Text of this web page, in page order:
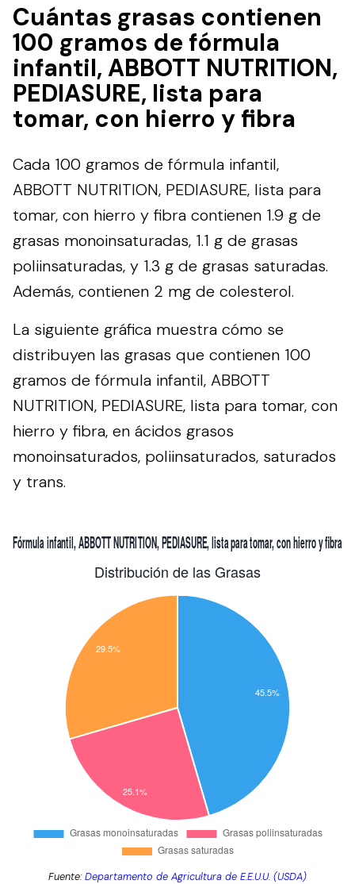
Cuántas grasas contienen
100 gramos de fórmula
infantil, ABBOTT NUTRITION,
PEDIASURE, lista para
tomar, con hierro y fibra
Cada 100 gramos de fórmula infantil,
ABBOTT NUTRITION, PEDIASURE, lista para
tomar, con hierro y fibra contienen 1.9 g de
grasas monoinsaturadas, 1.1 g de grasas
poliinsaturadas, y 1.3 g de grasas saturadas.
Además, contienen 2 mg de colesterol.
La siguiente gráfica muestra cómo se
distribuyen las grasas que contienen 100
gramos de fórmula infantil, ABBOTT
NUTRITION, PEDIASURE, lista para tomar, con
hierro y fibra, en ácidos grasos
monoinsaturados, poliinsaturados, saturados
y trans.
Fuente:Departamento de Agricultura de E.E.U.U. (USDA)